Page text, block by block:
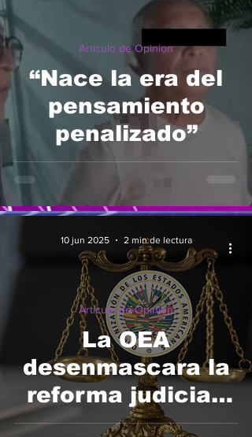
“Nace la era del
pensamiento
penalizado”
Articulo de Opinion
La OEA
desenmascara la
reforma judicial:
No es una crítica.
Articulo de Opinion
10 jun 2025 2 min de lectura